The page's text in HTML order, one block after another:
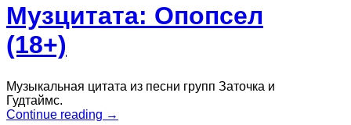
Музцитата: Опопсел
(18+)
Музыкальная цитата из песни групп Заточка и
Гудтаймс.
Continue reading “Музцитата:
→